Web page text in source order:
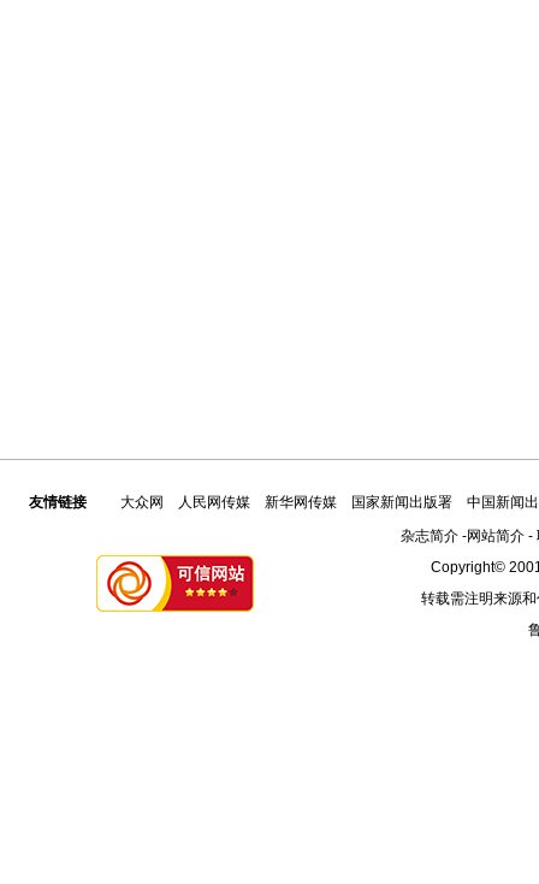
友情链接 大众网 人民网传媒 新华网传媒 国家新闻出版署
中国新闻
杂志简介-网站简介-
Copyright©
转载需注明来源